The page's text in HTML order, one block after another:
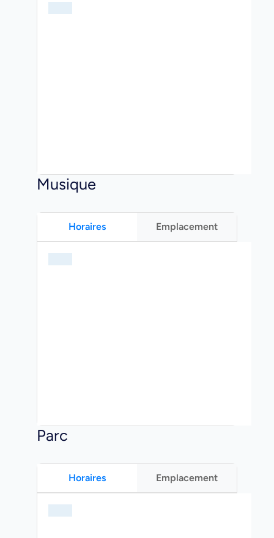
Musique
Horaires Emplacement
Parc
Horaires Emplacement